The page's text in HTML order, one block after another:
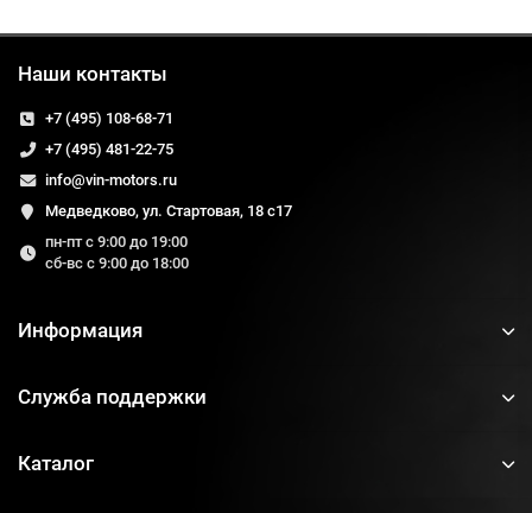
Наши контакты
+7 (495) 108-68-71
+7 (495) 481-22-75
info@vin-motors.ru
Медведково, ул. Стартовая, 18 с17
пн-пт с 9:00 до 19:00
сб-вс с 9:00 до 18:00
Информация
Служба поддержки
Каталог